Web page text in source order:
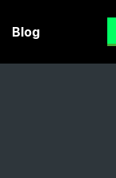
Blog